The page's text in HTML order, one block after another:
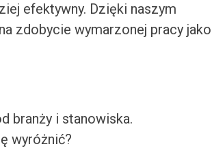
efektywny. Dzięki naszym
zdobycie wymarzonej pracy jako
branży i stanowiska.
wyróżnić?